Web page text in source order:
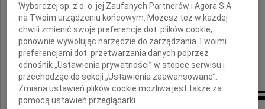
składają
Prezes, Wiceprezesi i Sędziowie
Sądu Okręgowego w Krakowie
Wyborczej sp. z o. o. jej Zaufanych Partnerów i Agora S.A.
na Twoim urządzeniu końcowym. Możesz też w każdej
chwili zmienić swoje preferencje dot. plików cookie,
ponownie wywołując narzędzie do zarządzania Twoimi
preferencjami dot. przetwarzania danych poprzez
odnośnik „Ustawienia prywatności” w stopce serwisu i
przechodząc do sekcji „Ustawienia zaawansowane”.
Zmiana ustawień plików cookie możliwa jest także za
pomocą ustawień przeglądarki.